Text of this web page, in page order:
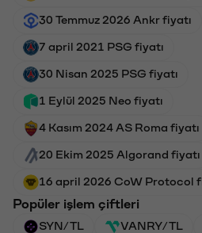
30 Temmuz 2026 Ankr fiyatı
7 april 2021 PSG fiyatı
30 Nisan 2025 PSG fiyatı
1 Eylül 2025 Neo fiyatı
4 Kasım 2024 AS Roma fiyatı
20 Ekim 2025 Algorand fiyatı
16 april 2026 CoW Protocol
Popüler işlem çiftleri
SYN/TL VANRY/TL